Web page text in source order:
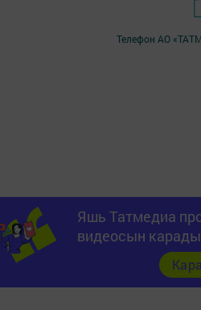
Яшь Татмедиа
видеосын
Телефон АО